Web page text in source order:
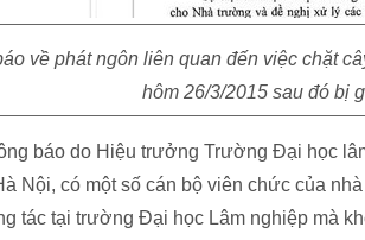
về phát ngôn liên quan đến việc chặt
hôm 26/3/2015 sau đó bị
báo do Hiệu trưởng Trường Đại học
Nội, có một số cán bộ viên chức của
tác tại trường Đại học Lâm nghiệp mà